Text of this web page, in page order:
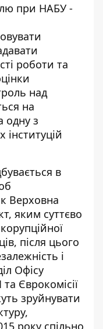
при НАБУ -
роботи та
над
на
одну з
в
Верховна
яким суттєво
після цього
і
Офісу
Єврокомісії
зруйнувати
року спільно